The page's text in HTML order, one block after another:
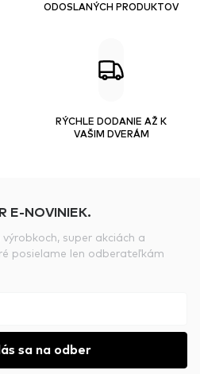
ODOSLANÝCH PRODUKTOV
RÝCHLE DODANIE AŽ K
VAŠIM DVERÁM
E-NOVINIEK.
super akciách a
posielame len odberateľkám
sa na odber